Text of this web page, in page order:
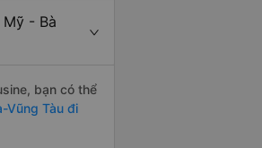
- Bà
bạn có thể
Vũng Tàu đi